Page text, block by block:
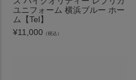
ユニフォーム 横浜ブルー ホー
ム【Tel】
¥11,000 （税込）